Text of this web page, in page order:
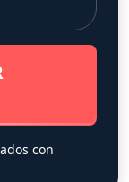
con